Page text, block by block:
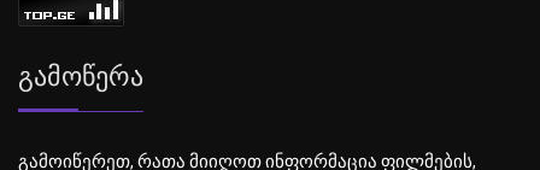
Გამოწერა
გამოიწერეთ, რათა მიიღოთ ინფორმაცია ფილმების,